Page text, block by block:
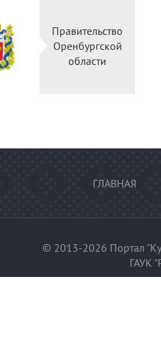
Министерство
культуры
Российской
федерации
ГЛАВНАЯ
© 2013-2026 Портал
ГАУК